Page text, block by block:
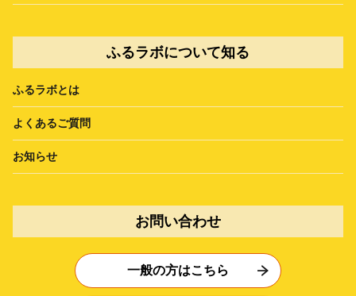
ふるラボについて知る
ふるラボとは
よくあるご質問
お知らせ
お問い合わせ
一般の方はこちら